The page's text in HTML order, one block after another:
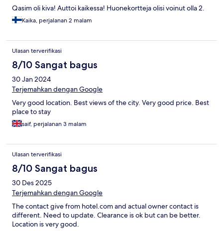
Qasim oli kiva! Auttoi kaikessa! Huonekortteja olisi voinut olla 2.
Kaika, perjalanan 2 malam
Ulasan terverifikasi
8/10 Sangat bagus
30 Jan 2024
Terjemahkan dengan Google
Very good location. Best views of the city. Very good price. Best
place to stay
saif, perjalanan 3 malam
Ulasan terverifikasi
8/10 Sangat bagus
30 Des 2025
Terjemahkan dengan Google
The contact give from hotel.com and actual owner contact is
different. Need to update. Clearance is ok but can be better.
Location is very good.